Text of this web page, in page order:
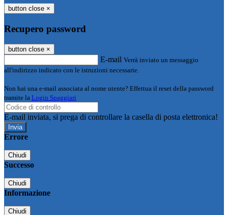
button close ×
Recupero password
button close ×
E-mail Verrà inviato un messaggio
all'indirizzo indicato con le istruzioni necessarie.
Non hai una e-mail associata al nome utente? Effettua il reset della password
tramite la Login Spaggiari
E-mail inviata, si prega di controllare la casella di posta elettronica!
Errore
Chiudi
Successo
Chiudi
Informazione
Chiudi